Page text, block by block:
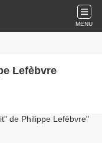
MENU
Lefèbvre